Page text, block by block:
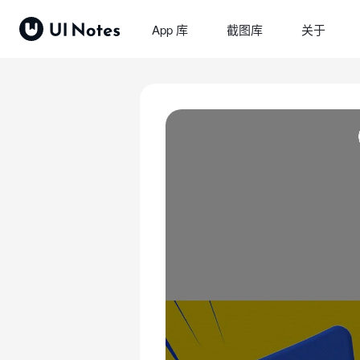
App 库 截图库 关于